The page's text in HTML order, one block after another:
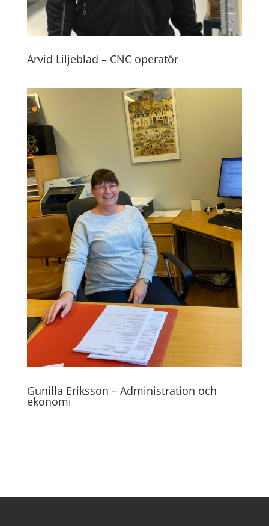
Arvid Liljeblad – CNC operatör
Gunilla Eriksson – Administration och
ekonomi